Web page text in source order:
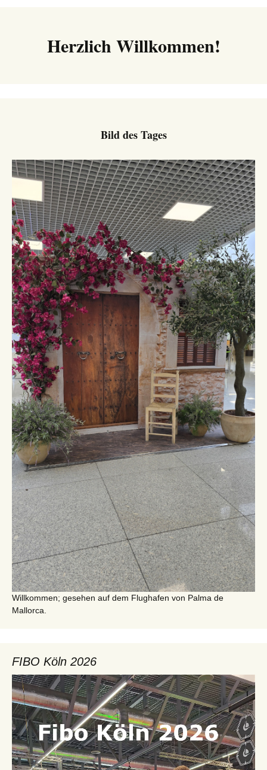
Herzlich Willkommen!
Bild des Tages
Willkommen; gesehen auf dem Flughafen von Palma de
Mallorca.
FIBO Köln 2026
Video-
Player